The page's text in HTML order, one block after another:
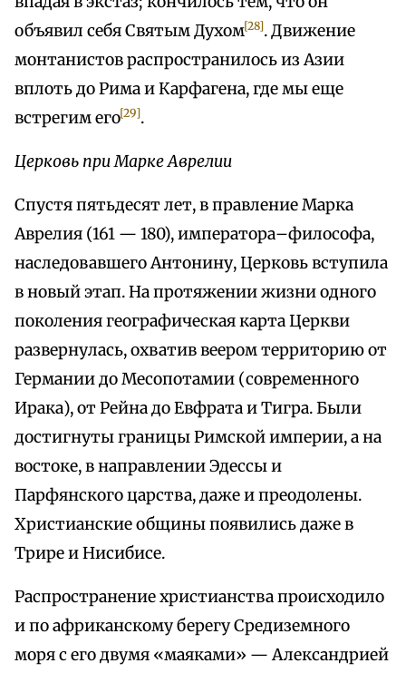
объявил себя Святым Духом[28]. Движение
монтанистов распространилось из Азии
вплоть до Рима и Карфагена, где мы еще
встрегим его[29].
Церковь при Марке Аврелии
Спустя пятьдесят лет, в правление Марка
Аврелия (161 — 180), императора–философа,
наследовавшего Антонину, Церковь вступила
в новый этап. На протяжении жизни одного
поколения географическая карта Церкви
развернулась, охватив веером территорию от
Германии до Месопотамии (современного
Ирака), от Рейна до Евфрата и Тигра. Были
достигнуты границы Римской империи, а на
востоке, в направлении Эдессы и
Парфянского царства, даже и преодолены.
Христианские общины появились даже в
Трире и Нисибисе.
Распространение христианства происходило
и по африканскому берегу Средиземного
моря с его двумя «маяками» — Александрией